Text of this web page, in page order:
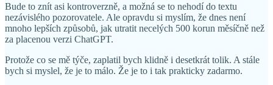
Bude to znít asi kontroverzně, a možná se to nehodí do textu
nezávislého pozorovatele. Ale opravdu si myslím, že dnes není
mnoho lepších způsobů, jak utratit necelých 500 korun měsíčně než
za placenou verzi ChatGPT.
Protože co se mě týče, zaplatil bych klidně i desetkrát tolik. A stále
bych si myslel, že je to málo. Že je to i tak prakticky zadarmo.